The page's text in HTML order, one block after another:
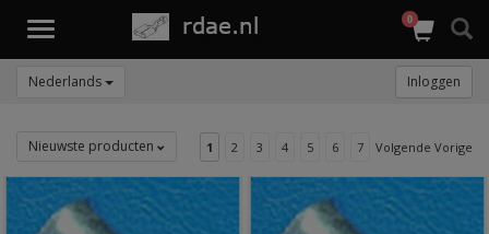
Toggle
0
Nederlands Inloggen
Nieuwste producten 1 2 3 4 5 6 7 Volgende Vorige